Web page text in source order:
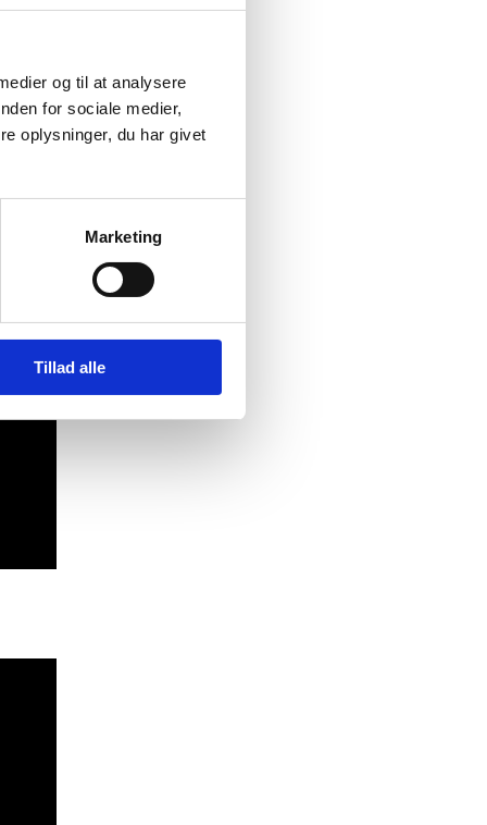
og til at analysere
for sociale medier,
oplysninger, du har givet
Marketing
Tillad alle